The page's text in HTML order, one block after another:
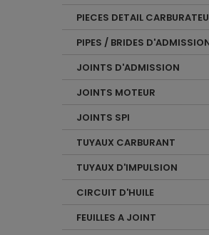
PIECES DETAIL
PIPES / BRIDES
JOINTS D'ADMISSION
JOINTS MOTEUR
JOINTS SPI
TUYAUX CARBURANT
TUYAUX D'IMPULSION
CIRCUIT D'HUILE
FEUILLES A JOINT